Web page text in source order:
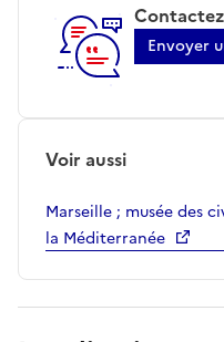
Envoyer
Voir aussi
Marseille ; musée des
la Méditerranée